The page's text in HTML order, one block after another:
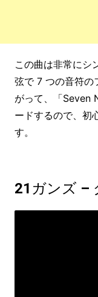
この曲は非常にシ
弦で 7 つの音符の
がって、「Seven
ードするので、初
す。
21ガンズ –